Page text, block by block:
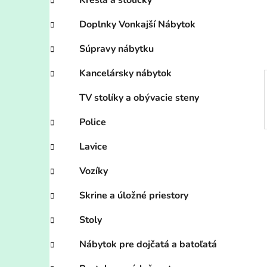
l
Doplnky Vonkajší Nábytok
Súpravy nábytku
Kancelársky nábytok
TV stolíky a obývacie steny
Police
Lavice
Vozíky
Skrine a úložné priestory
Stoly
Nábytok pre dojčatá a batoľatá